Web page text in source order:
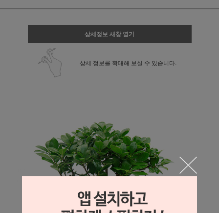
상세정보 새창 열기
상세 정보를 확대해 보실 수 있습니다.